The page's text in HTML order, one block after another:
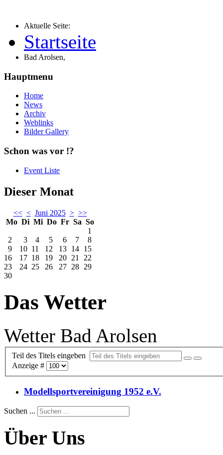
Aktuelle Seite:
Startseite
Bad Arolsen,
Hauptmenu
Home
News
Archiv
Weblinks
Bilder Gallery
Schon was vor !?
Event Liste
Dieser Monat
<< < Juni 2025 > >>
Mo Di Mi Do Fr Sa So
1
2
3 4 5 6 7
8
9
10 11 12 13 14 15
16
17 18 19 20 21
22
23
24 25 26 27 28 29
30
Das Wetter
Wetter Bad Arolsen
Teil des Titels eingeben
Anzeige #
Modellsportvereinigung 1952 e.V.
Suchen ...
Über Uns